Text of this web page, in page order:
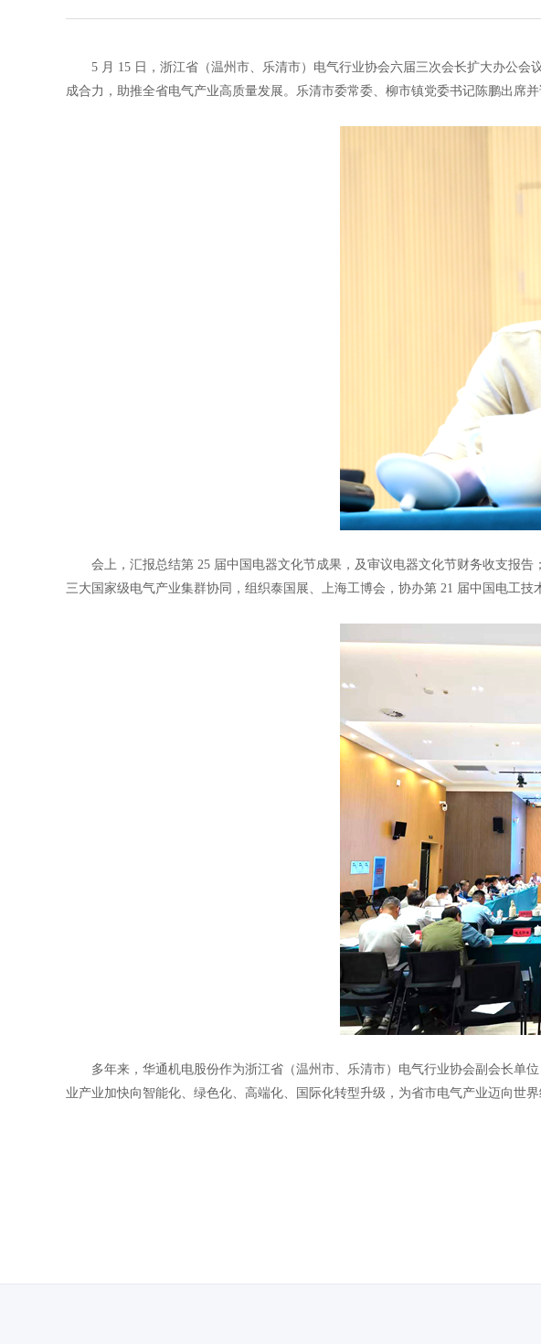
5 月 15 日，浙江省（温州市、乐清市）电气行业协会六届三次会长扩大办公会
成合力，助推全省电气产业高质量发展。乐清市委常委、柳市镇党委书记陈鹏出席并
会上，汇报总结第 25 届中国电器文化节成果，及审议电器文化节财务收支报告
三大国家级电气产业集群协同，组织泰国展、上海工博会，协办第 21 届中国电工
多年来，华通机电股份作为浙江省（温州市、乐清市）电气行业协会副会长单位
业产业加快向智能化、绿色化、高端化、国际化转型升级，为省市电气产业迈向世